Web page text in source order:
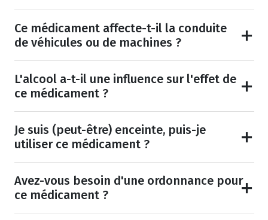
Ce médicament affecte-t-il la conduite
de véhicules ou de machines ?
L'alcool a-t-il une influence sur l'effet de
ce médicament ?
Je suis (peut-être) enceinte, puis-je
utiliser ce médicament ?
Avez-vous besoin d'une ordonnance pour
ce médicament ?